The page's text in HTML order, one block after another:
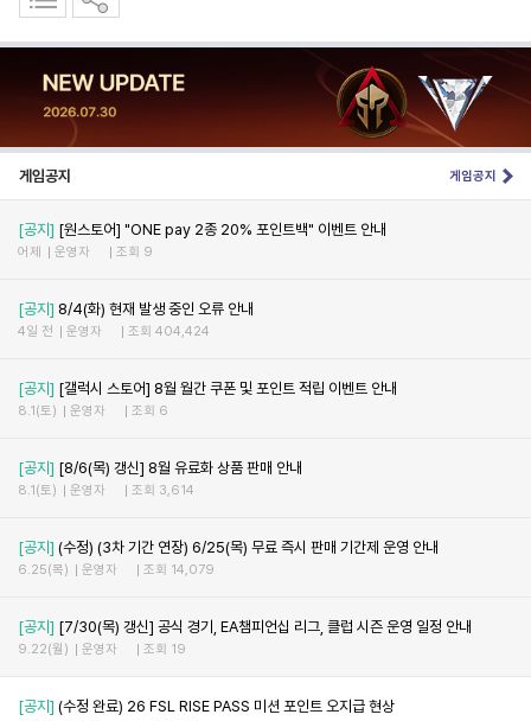
게임공지 게임공지
[공지] [원스토어] "ONE pay 2종 20% 포인트백" 이벤트 안내
어제 운영자 조회 9
[공지] 8/4(화) 현재 발생 중인 오류 안내
4일 전 운영자 조회 404,424
[공지] [갤럭시 스토어] 8월 월간 쿠폰 및 포인트 적립 이벤트 안내
8.1(토) 운영자 조회 6
[공지] [8/6(목) 갱신] 8월 유료화 상품 판매 안내
8.1(토) 운영자 조회 3,614
[공지] (수정) (3차 기간 연장) 6/25(목) 무료 즉시 판매 기간제 운영 안내
6.25(목) 운영자 조회 14,079
[공지] [7/30(목) 갱신] 공식 경기, EA챔피언십 리그, 클럽 시즌 운영 일정 안내
9.22(월) 운영자 조회 19
[공지] (수정 완료) 26 FSL RISE PASS 미션 포인트 오지급 현상